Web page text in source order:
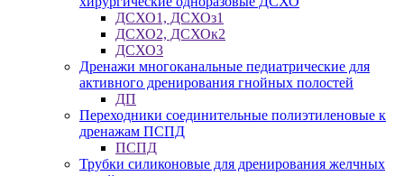
ДСХО1, ДСХОз1
ДСХО2, ДСХОк2
ДСХО3
Дренажи многоканальные педиатрические для
активного дренирования гнойных полостей
ДП
Переходники соединительные полиэтиленовые к
дренажам ПСПД
ПСПД
Трубки силиконовые для дренирования желчных